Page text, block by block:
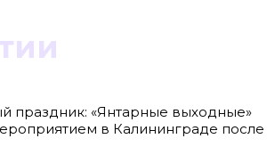
праздник: «Янтарные выходные»
в Калининграде после